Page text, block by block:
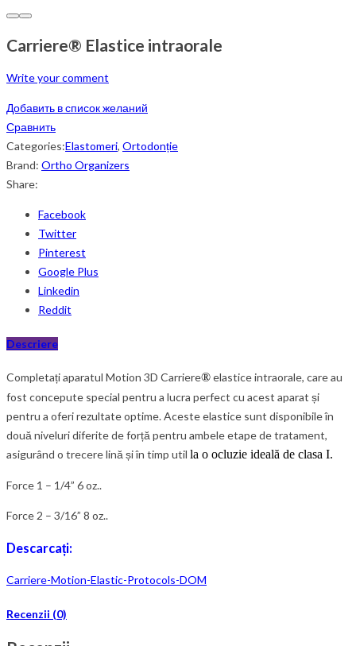
Carriere® Elastice intraorale
Write your comment
Добавить в список желаний
Сравнить
Categories:Elastomeri, Ortodonție
Brand: Ortho Organizers
Share:
Facebook
Twitter
Pinterest
Google Plus
Linkedin
Reddit
Descriere
Completațiaparatul Motion 3D Carriere®elastice intraorale, care au
fost concepute special pentru a lucra perfect cu acest aparat și
pentru a oferi rezultate optime. Aceste elastice sunt disponibile în
două niveluri diferite de forță pentru ambele etape de tratament,
asigurând o trecerelină și în timp util la o ocluzie ideală de clasa I.
Force 1 – 1/4” 6 oz..
Force 2 – 3/16” 8 oz..
Descarcați:
Carriere-Motion-Elastic-Protocols-DOM
Recenzii (0)